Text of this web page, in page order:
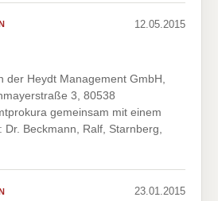
12.05.2015
der Heydt Management GmbH,
3, 80538
gemeinsam mit einem
Dr. Beckmann, Ralf, Starnberg,
23.01.2015